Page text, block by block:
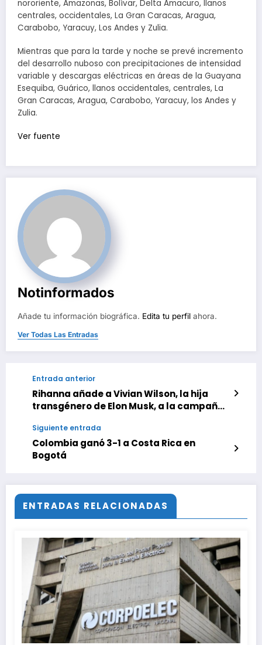
nororiente, Amazonas, Bolívar, Delta Amacuro, llanos
centrales, occidentales, La Gran Caracas, Aragua,
Carabobo, Yaracuy, Los Andes y Zulia.
Mientras que para la tarde y noche se prevé incremento
del desarrollo nuboso con precipitaciones de intensidad
variable y descargas eléctricas en áreas de la Guayana
Esequiba, Guárico, llanos occidentales, centrales, La
Gran Caracas, Aragua, Carabobo, Yaracuy, los Andes y
Zulia.
Ver fuente
Notinformados
Añade tu información biográfica. Edita tu perfil ahora.
Ver Todas Las Entradas
Entrada anterior
Rihanna añade a Vivian Wilson, la hija
transgénero de Elon Musk, a la campaña
Siguiente entrada
Colombia ganó 3-1 a Costa Rica en
Bogotá
ENTRADAS RELACIONADAS